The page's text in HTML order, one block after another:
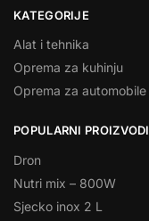
KATEGORIJE
Alat i tehnika
Oprema za kuhinju
Oprema za automobile
POPULARNI PROIZVODI
Dron
Nutri mix – 800W
Sjecko inox 2 L